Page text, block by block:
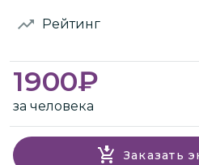
Рейтинг
1900₽
за человека
Заказать